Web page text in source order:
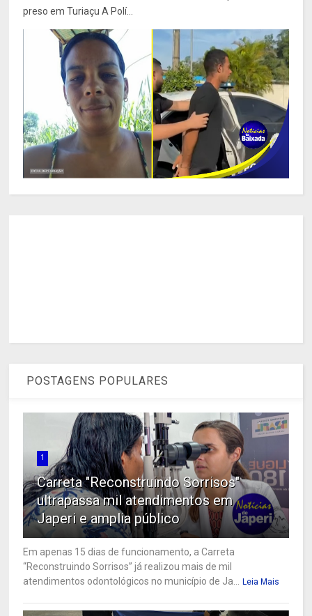
preso em Turiaçu A Polí...
POSTAGENS POPULARES
1
Carreta "Reconstruindo Sorrisos"
ultrapassa mil atendimentos em
Japeri e amplia público
Em apenas 15 dias de funcionamento, a Carreta
“Reconstruindo Sorrisos” já realizou mais de mil
atendimentos odontológicos no município de Ja...
Leia Mais